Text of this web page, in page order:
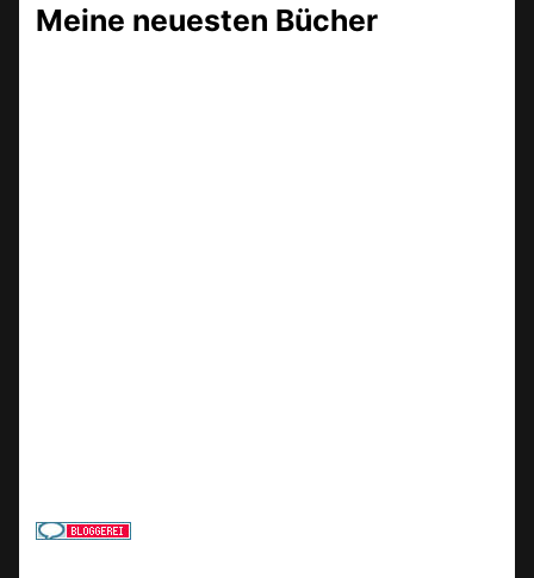
Meine neuesten Bücher